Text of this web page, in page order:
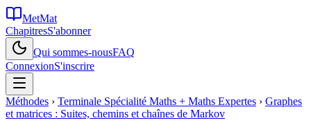
MetMat
ChapitresS'abonner
Qui sommes-nousFAQ
ConnexionS'inscrire
Méthodes › Terminale Spécialité Maths + Maths Expertes › Graphes
et matrices : Suites, chemins et chaînes de Markov